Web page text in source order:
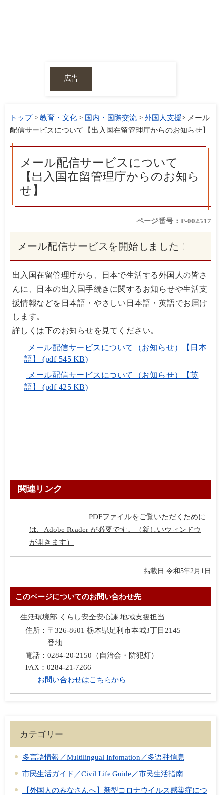
広告
トップ> 教育・文化 > 国内・国際交流 > 外国人支援> メール
配信サービスについて【出入国在留管理庁からのお知らせ】
メール配信サービスについて
【出入国在留管理庁からのお知ら
せ】
ページ番号：P-002517
メール配信サービスを開始しました！
出入国在留管理庁から、日本で生活する外国人の皆さ
んに、日本の出入国手続きに関するお知らせや生活支
援情報などを日本語・やさしい日本語・英語でお届け
します。
詳しくは下のお知らせを見てください。
メール配信サービスについて（お知らせ）【日本
語】 (pdf 545 KB)
メール配信サービスについて（お知らせ）【英
語】 (pdf 425 KB)
関連リンク
PDFファイルをご覧いただくために
は、Adobe Reader が必要です。（新しいウィンドウ
が開きます）
掲載日 令和5年2月1日
このページについてのお問い合わせ先
生活環境部 くらし安全安心課 地域支援担当
住所： 〒326-8601 栃木県足利市本城3丁目2145
番地
電話： 0284-20-2150（自治会・防犯灯）
FAX： 0284-21-7266
お問い合わせはこちらから
カテゴリー
多言語情報／Multilingual Infomation／多语种信息
市民生活ガイド／Civil Life Guide／市民生活指南
【外国人のみなさんへ】新型コロナウイルス感染症につ